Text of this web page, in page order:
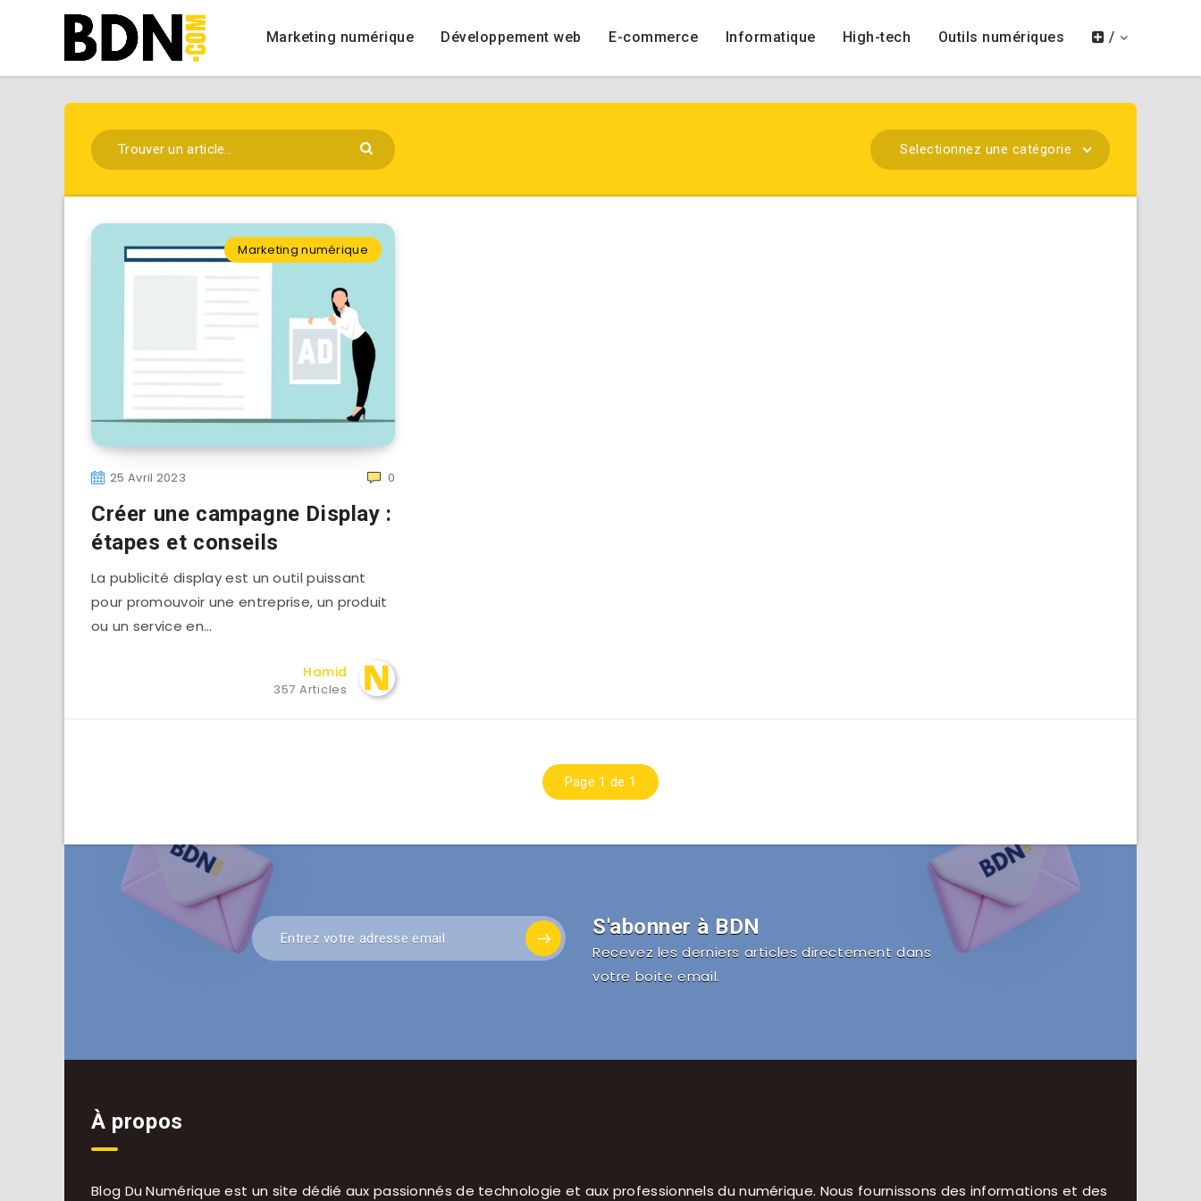
Marketing numérique Développement web E-commerce Informatique High-tech Outils numériques /
Selectionnez une catégorie
Marketing numérique
25 Avril 2023 0
Créer une campagne Display :
étapes et conseils
La publicité display est un outil puissant
pour promouvoir une entreprise, un produit
ou un service en…
Hamid
357 Articles
Page 1 de 1
S'abonner à BDN
Recevez les derniers articles directement dans
votre boite email.
À propos
Blog Du Numérique est un site dédié aux passionnés de technologie et aux professionnels du numérique. Nous fournissons des informations et des